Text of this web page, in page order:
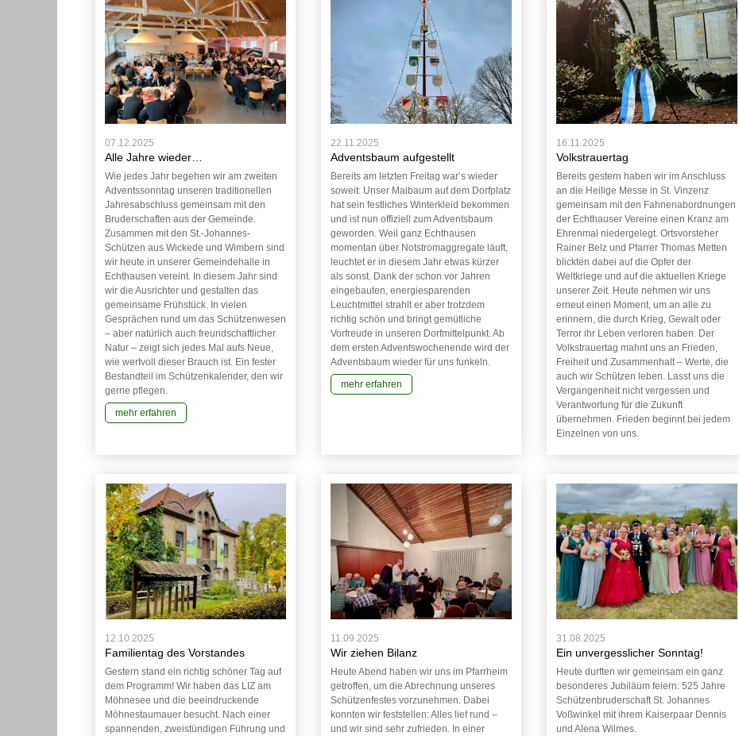
07.12.2025
Alle Jahre wieder…
Wie jedes Jahr begehen wir am zweiten
Adventssonntag unseren traditionellen
Jahresabschluss gemeinsam mit den
Bruderschaften aus der Gemeinde.
Zusammen mit den St.-Johannes-
Schützen aus Wickede und Wimbern sind
wir heute in unserer Gemeindehalle in
Echthausen vereint. In diesem Jahr sind
wir die Ausrichter und gestalten das
gemeinsame Frühstück. In vielen
Gesprächen rund um das Schützenwesen
– aber natürlich auch freundschaftlicher
Natur – zeigt sich jedes Mal aufs Neue,
wie wertvoll dieser Brauch ist. Ein fester
Bestandteil im Schützenkalender, den wir
gerne pflegen.
mehr erfahren
22.11.2025
Adventsbaum aufgestellt
Bereits am letzten Freitag war’s wieder
soweit: Unser Maibaum auf dem Dorfplatz
hat sein festliches Winterkleid bekommen
und ist nun offiziell zum Adventsbaum
geworden. Weil ganz Echthausen
momentan über Notstromaggregate läuft,
leuchtet er in diesem Jahr etwas kürzer
als sonst. Dank der schon vor Jahren
eingebauten, energiesparenden
Leuchtmittel strahlt er aber trotzdem
richtig schön und bringt gemütliche
Vorfreude in unseren Dorfmittelpunkt. Ab
dem ersten Adventswochenende wird der
Adventsbaum wieder für uns funkeln.
mehr erfahren
16.11.2025
Volkstrauertag
Bereits gestern haben wir im Anschluss
an die Heilige Messe in St. Vinzenz
gemeinsam mit den Fahnenabordnungen
der Echthauser Vereine einen Kranz am
Ehrenmal niedergelegt. Ortsvorsteher
Rainer Belz und Pfarrer Thomas Metten
blickten dabei auf die Opfer der
Weltkriege und auf die aktuellen Kriege
unserer Zeit. Heute nehmen wir uns
erneut einen Moment, um an alle zu
erinnern, die durch Krieg, Gewalt oder
Terror ihr Leben verloren haben. Der
Volkstrauertag mahnt uns an Frieden,
Freiheit und Zusammenhalt – Werte, die
auch wir Schützen leben. Lasst uns die
Vergangenheit nicht vergessen und
Verantwortung für die Zukunft
übernehmen. Frieden beginnt bei jedem
Einzelnen von uns.
12.10.2025
Familientag des Vorstandes
Gestern stand ein richtig schöner Tag auf
dem Programm! Wir haben das LIZ am
Möhnesee und die beeindruckende
Möhnestaumauer besucht. Nach einer
spannenden, zweistündigen Führung und
11.09.2025
Wir ziehen Bilanz
Heute Abend haben wir uns im Pfarrheim
getroffen, um die Abrechnung unseres
Schützenfestes vorzunehmen. Dabei
konnten wir feststellen: Alles lief rund –
und wir sind sehr zufrieden. In einer
31.08.2025
Ein unvergesslicher Sonntag!
Heute durften wir gemeinsam ein ganz
besonderes Jubiläum feiern: 525 Jahre
Schützenbruderschaft St. Johannes
Voßwinkel mit ihrem Kaiserpaar Dennis
und Alena Wilmes.